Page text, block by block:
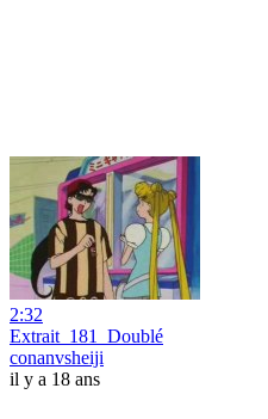
2:32
Extrait_181_Doublé
conanvsheiji
il y a 18 ans